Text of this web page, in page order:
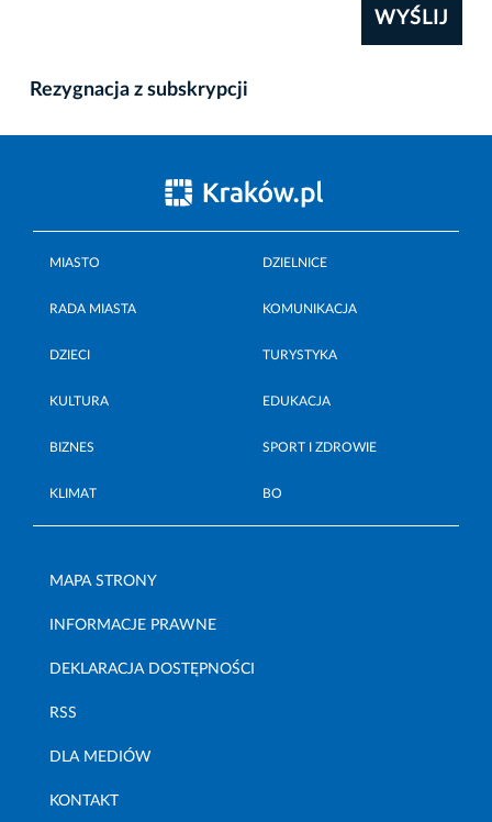
WYŚLIJ
Rezygnacja z subskrypcji
MIASTO DZIELNICE
RADA MIASTA KOMUNIKACJA
DZIECI TURYSTYKA
KULTURA EDUKACJA
BIZNES SPORT I ZDROWIE
KLIMAT BO
MAPA STRONY
INFORMACJE PRAWNE
DEKLARACJA DOSTĘPNOŚCI
RSS
DLA MEDIÓW
KONTAKT